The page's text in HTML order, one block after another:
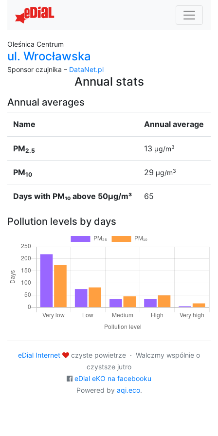
Oleśnica Centrum
ul. Wrocławska
Sponsor czujnika – DataNet.pl
Annual stats
Annual averages
Name Annual average
PM2.5 13 µg/m3
PM10 29 µg/m3
Days with PM₁₀ above 50µg/m³ 65
Pollution levels by days
eDial Internet
czyste powietrze · Walczmy wspólnie o
czystsze jutro
eDial eKO na facebooku
Powered by aqi.eco.